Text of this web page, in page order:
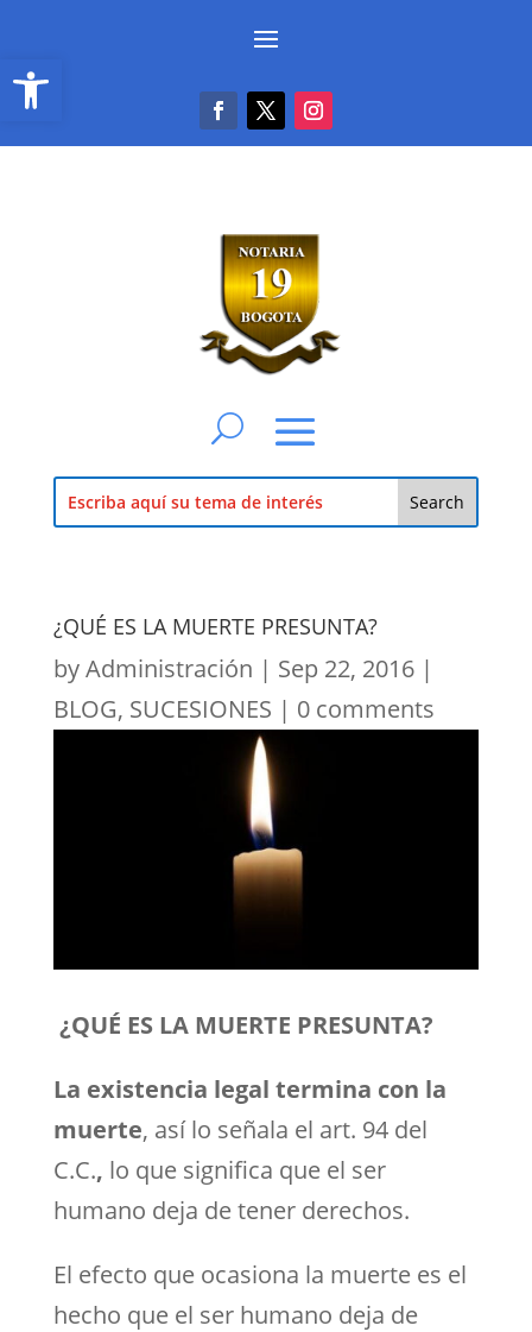
Abrir barra de herramientas
¿QUÉ ES LA MUERTE PRESUNTA?
byAdministración | Sep 22, 2016|
BLOG, SUCESIONES | 0 comments
¿QUÉ ES LA MUERTE PRESUNTA?
La existencia legal termina con la
muerte, así lo señala el art. 94 del
C.C., lo que significa que el ser
humano deja de tener derechos.
El efecto que ocasiona la muerte es el
hecho que el ser humano deja de